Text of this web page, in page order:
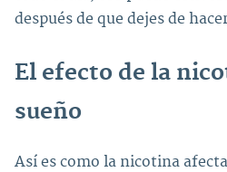
después de que dejes de
El efecto de la
sueño
Así es como la nicotina